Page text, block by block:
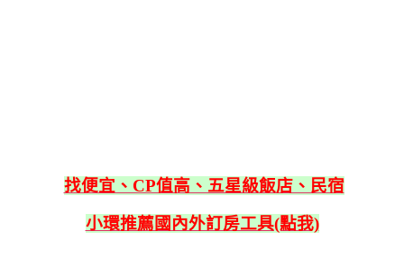
找便宜、CP值高、五星級飯店、民宿
小環推薦國內外訂房工具(點我)